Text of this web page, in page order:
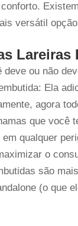
versátil
deve ou não
Ela
agora
que você
qualquer
o
são
(o que